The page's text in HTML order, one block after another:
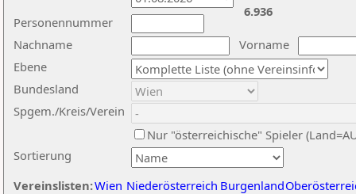
Nachname
Vorname
Ebene
Sortierung
Personennummer
Bundesland
Spgem./Kreis/Verein
Nur "österreichische" Spieler
Vereinslisten:Wien Niederösterreich Burgenland
6.936